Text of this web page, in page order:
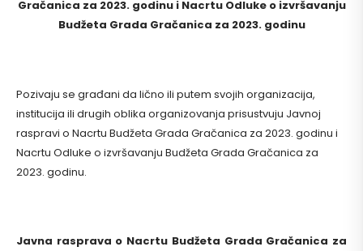
Gračanica za 2023. godinu i Nacrtu Odluke o izvršavanju
Budžeta Grada Gračanica za 2023. godinu
Pozivaju se građani da lično ili putem svojih organizacija,
institucija ili drugih oblika organizovanja prisustvuju Javnoj
raspravi o Nacrtu Budžeta Grada Gračanica za 2023. godinu i
Nacrtu Odluke o izvršavanju Budžeta Grada Gračanica za
2023. godinu.
Javna rasprava o Nacrtu Budžeta Grada Gračanica za